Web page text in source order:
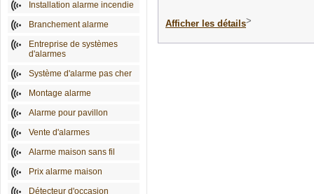
Installation alarme incendie
Branchement alarme
Entreprise de systèmes
d'alarmes
Système d'alarme pas cher
Montage alarme
Alarme pour pavillon
Vente d'alarmes
Alarme maison sans fil
Prix alarme maison
Détecteur d'occasion
Afficher les détails>